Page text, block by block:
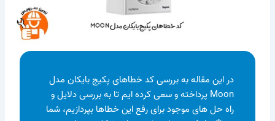
در این مقاله به بررسی کد خطاهای پکیج بایکان مدل
Moon پرداخته و سعی کرده ایم تا به بررسی دلایل و
راه حل های موجود برای رفع این خطاها بپردازیم، شما